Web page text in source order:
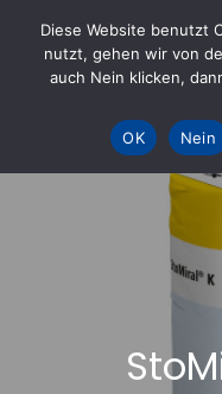
content
Diese Website benutzt
nutzt, gehen wir von
auch Nein klicken,
OK
Nein